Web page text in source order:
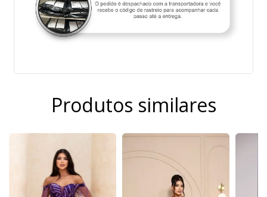
Produtos similares